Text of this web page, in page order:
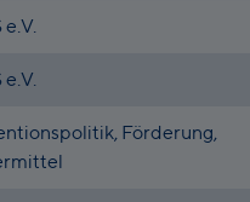
e.V.
e.V.
Förderung,